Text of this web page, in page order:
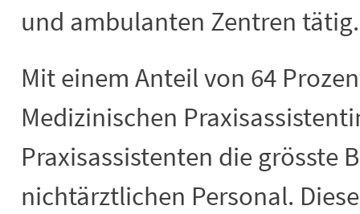
und ambulanten Zentren tätig.
Mit einem Anteil von 64
Medizinischen
Praxisassistenten die grösste
nichtärztlichen Personal.